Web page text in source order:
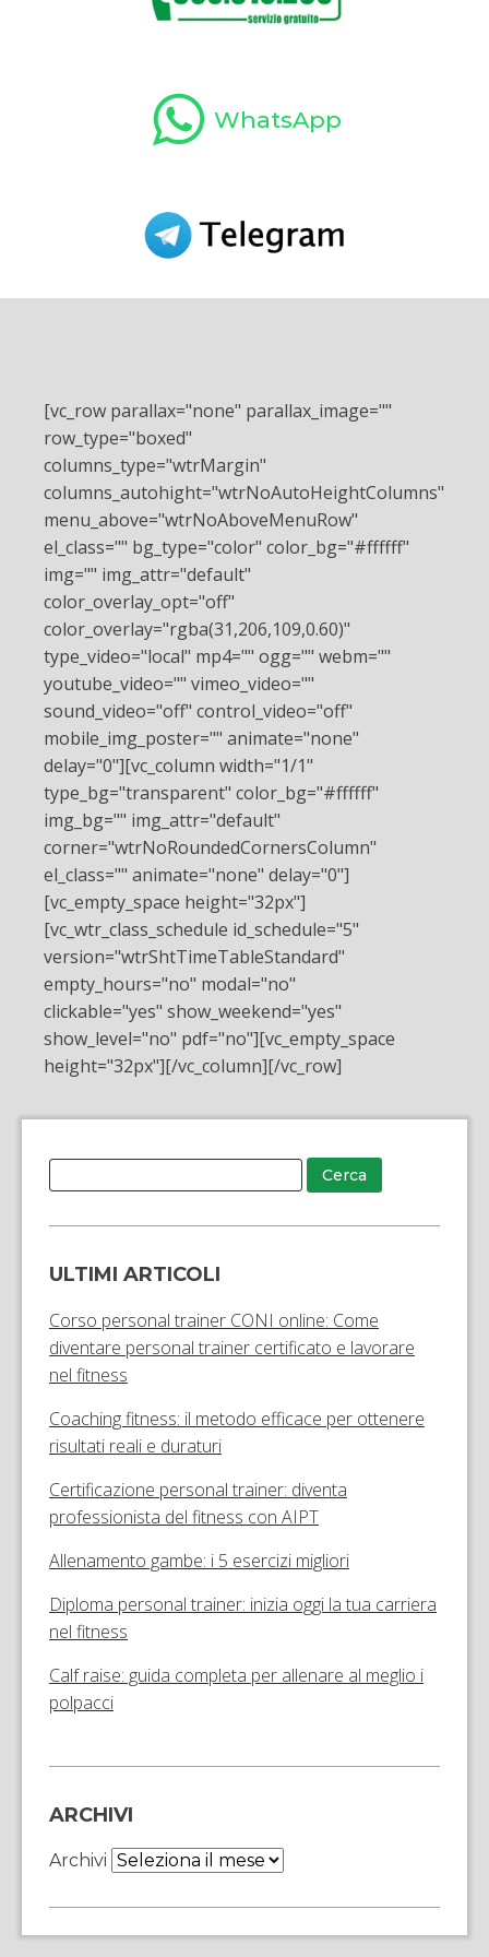
WhatsApp
[vc_row parallax="none" parallax_image=""
row_type="boxed"
columns_type="wtrMargin"
columns_autohight="wtrNoAutoHeightColumns"
menu_above="wtrNoAboveMenuRow"
el_class="" bg_type="color" color_bg="#ffffff"
img="" img_attr="default"
color_overlay_opt="off"
color_overlay="rgba(31,206,109,0.60)"
type_video="local" mp4="" ogg="" webm=""
youtube_video="" vimeo_video=""
sound_video="off" control_video="off"
mobile_img_poster="" animate="none"
delay="0"][vc_column width="1/1"
type_bg="transparent" color_bg="#ffffff"
img_bg="" img_attr="default"
corner="wtrNoRoundedCornersColumn"
el_class="" animate="none" delay="0"]
[vc_empty_space height="32px"]
[vc_wtr_class_schedule id_schedule="5"
version="wtrShtTimeTableStandard"
empty_hours="no" modal="no"
clickable="yes" show_weekend="yes"
show_level="no" pdf="no"][vc_empty_space
height="32px"][/vc_column][/vc_row]
ULTIMI ARTICOLI
Corso personal trainer CONI online: Come
diventare personal trainer certificato e lavorare
nel fitness
Coaching fitness: il metodo efficace per ottenere
risultati reali e duraturi
Certificazione personal trainer: diventa
professionista del fitness con AIPT
Allenamento gambe: i 5 esercizi migliori
Diploma personal trainer: inizia oggi la tua carriera
nel fitness
Calf raise: guida completa per allenare al meglio i
polpacci
ARCHIVI
Archivi